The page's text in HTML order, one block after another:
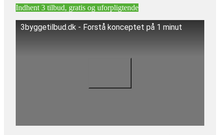
Indhent 3 tilbud, gratis og uforpligtende
3byggetilbud.dk - Forstå konceptet på 1 minut